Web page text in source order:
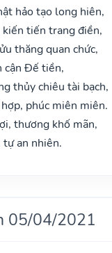
hảo tạo long hiên,
tiến trang điền,
thăng quan chức,
cận Đế tiền,
thủy chiêu tài bạch,
phúc miên miên.
thương khố mãn,
tự an nhiên.
05/04/2021